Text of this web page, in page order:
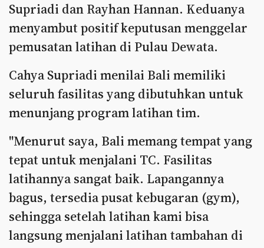
Supriadi dan Rayhan Hannan. Keduanya
menyambut positif keputusan menggelar
pemusatan latihan di Pulau Dewata.
Cahya Supriadi menilai Bali memiliki
seluruh fasilitas yang dibutuhkan untuk
menunjang program latihan tim.
"Menurut saya, Bali memang tempat yang
tepat untuk menjalani TC. Fasilitas
latihannya sangat baik. Lapangannya
bagus, tersedia pusat kebugaran (gym),
sehingga setelah latihan kami bisa
langsung menjalani latihan tambahan di